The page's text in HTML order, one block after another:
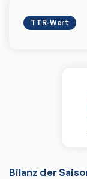
TTR-Wert
Bilanz der